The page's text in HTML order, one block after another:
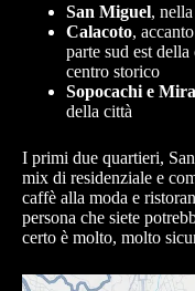
San Miguel,
Calacoto,
parte sud est
centro storico
Sopocachi e
della città
I primi due quartieri,
mix di residenziale e
caffè alla moda e
persona che siete
certo è molto, molto